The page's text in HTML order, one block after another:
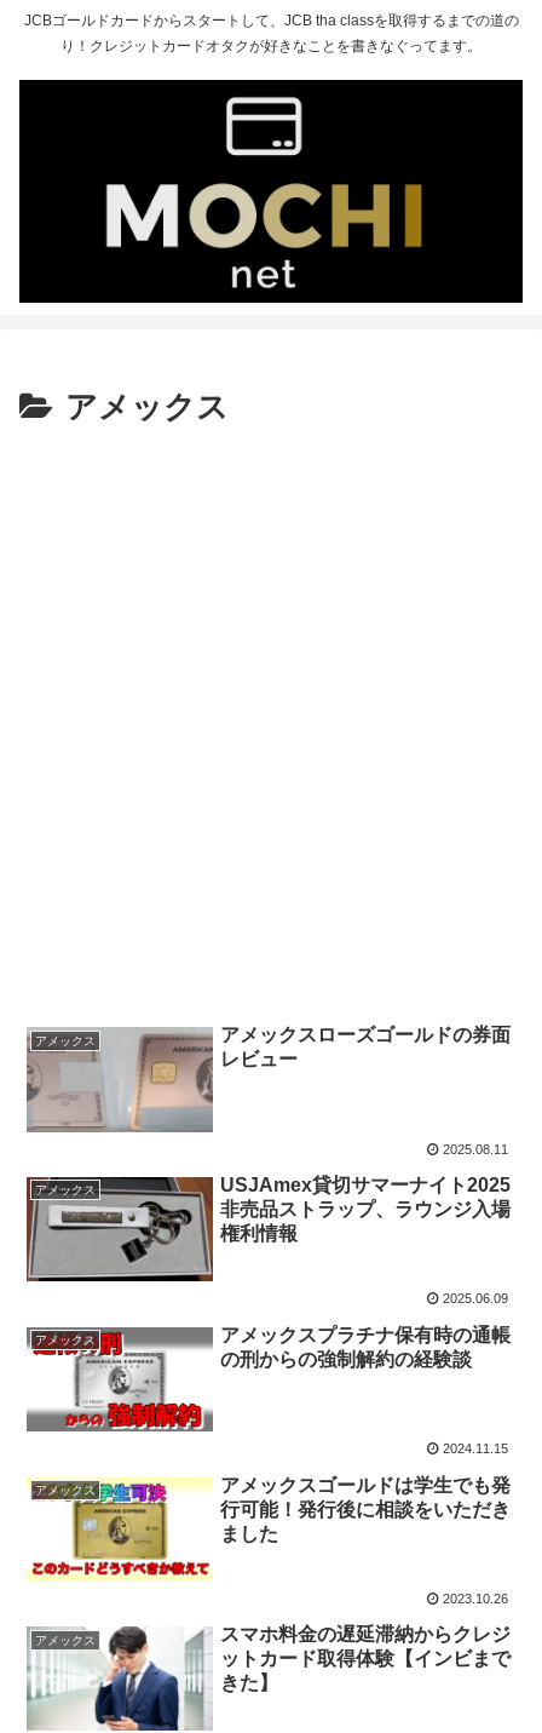
JCBゴールドカードからスタートして、JCB tha classを取得するまでの道の
り！クレジットカードオタクが好きなことを書きなぐってます。
アメックス
アメックス
アメックスローズゴールドの券面
レビュー
2025.08.11
アメックス
USJAmex貸切サマーナイト2025
非売品ストラップ、ラウンジ入場
権利情報
2025.06.09
アメックス
アメックスプラチナ保有時の通帳
の刑からの強制解約の経験談
2024.11.15
アメックス
アメックスゴールドは学生でも発
行可能！発行後に相談をいただき
ました
2023.10.26
アメックス
スマホ料金の遅延滞納からクレジ
ットカード取得体験【インビまで
きた】